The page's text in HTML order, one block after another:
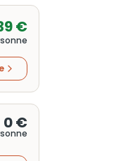
€
0 €